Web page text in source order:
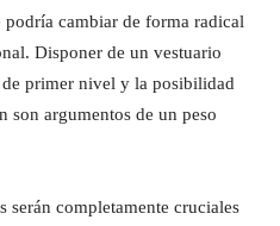
cambiar de forma radical
Disponer de un vestuario
primer nivel y la posibilidad
son argumentos de un peso
serán completamente cruciales